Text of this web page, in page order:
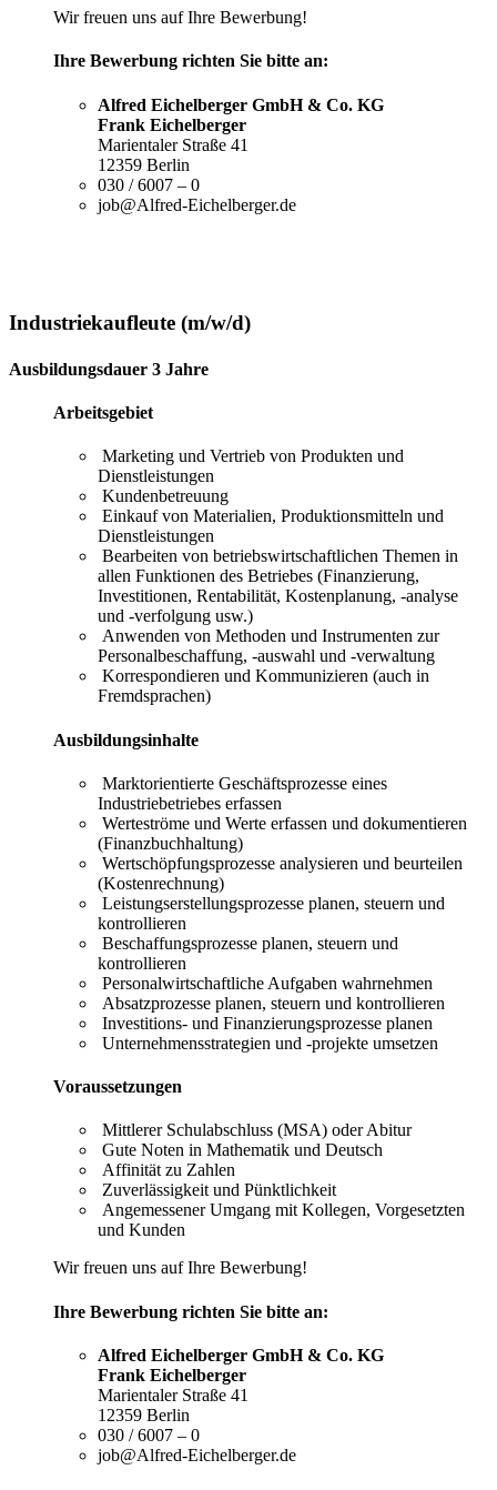
Wir freuen uns auf Ihre Bewerbung!
Ihre Bewerbung richten Sie bitte an:
Alfred Eichelberger GmbH & Co. KG
Frank Eichelberger
Marientaler Straße 41
12359 Berlin
030 / 6007 – 0
job@Alfred-Eichelberger.de
Industriekaufleute (m/w/d)
Ausbildungsdauer 3 Jahre
Arbeitsgebiet
Marketing und Vertrieb von Produkten und
Dienstleistungen
Kundenbetreuung
Einkauf von Materialien, Produktionsmitteln und
Dienstleistungen
Bearbeiten von betriebswirtschaftlichen Themen in
allen Funktionen des Betriebes (Finanzierung,
Investitionen, Rentabilität, Kostenplanung, -analyse
und -verfolgung usw.)
Anwenden von Methoden und Instrumenten zur
Personalbeschaffung, -auswahl und -verwaltung
Korrespondieren und Kommunizieren (auch in
Fremdsprachen)
Ausbildungsinhalte
Marktorientierte Geschäftsprozesse eines
Industriebetriebes erfassen
Werteströme und Werte erfassen und dokumentieren
(Finanzbuchhaltung)
Wertschöpfungsprozesse analysieren und beurteilen
(Kostenrechnung)
Leistungserstellungsprozesse planen, steuern und
kontrollieren
Beschaffungsprozesse planen, steuern und
kontrollieren
Personalwirtschaftliche Aufgaben wahrnehmen
Absatzprozesse planen, steuern und kontrollieren
Investitions- und Finanzierungsprozesse planen
Unternehmensstrategien und -projekte umsetzen
Voraussetzungen
Mittlerer Schulabschluss (MSA) oder Abitur
Gute Noten in Mathematik und Deutsch
Affinität zu Zahlen
Zuverlässigkeit und Pünktlichkeit
Angemessener Umgang mit Kollegen, Vorgesetzten
und Kunden
Wir freuen uns auf Ihre Bewerbung!
Ihre Bewerbung richten Sie bitte an:
Alfred Eichelberger GmbH & Co. KG
Frank Eichelberger
Marientaler Straße 41
12359 Berlin
030 / 6007 – 0
job@Alfred-Eichelberger.de